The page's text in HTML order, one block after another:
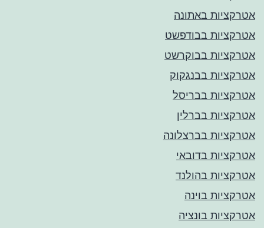
אטרקציות באתונה
אטרקציות בבודפשט
אטרקציות בבוקרשט
אטרקציות בבנגקוק
אטרקציות בבריסל
אטרקציות בברלין
אטרקציות בברצלונה
אטרקציות בדובאי
אטרקציות בהולנד
אטרקציות בוינה
אטרקציות בונציה